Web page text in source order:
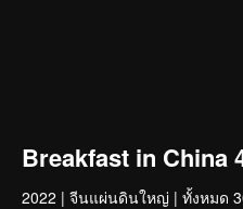
Breakfast in China
2022 | จีนแผ่นดินใหญ่ | ทั้งหมด